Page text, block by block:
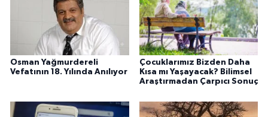
Osman Yağmurdereli
Vefatının 18. Yılında Anılıyor
Çocuklarımız Bizden Daha
Kısa mı Yaşayacak? Bilimsel
Araştırmadan Çarpıcı Sonuç